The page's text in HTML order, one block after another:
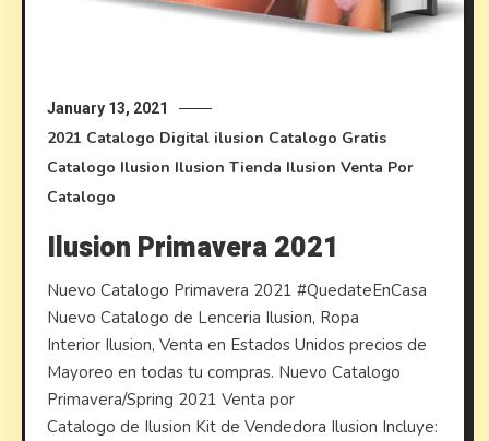
January 13, 2021
2021 Catalogo Digital ilusion Catalogo Gratis
Catalogo Ilusion Ilusion Tienda Ilusion Venta Por
Catalogo
Ilusion Primavera 2021
Nuevo Catalogo Primavera 2021 #QuedateEnCasa
Nuevo Catalogo de Lenceria Ilusion, Ropa
Interior Ilusion, Venta en Estados Unidos precios de
Mayoreo en todas tu compras. Nuevo Catalogo
Primavera/Spring 2021 Venta por
Catalogo de Ilusion Kit de Vendedora Ilusion Incluye: